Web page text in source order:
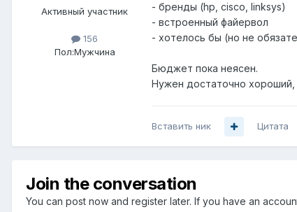
Активный участник
156
Пол:Мужчина
- бренды (hp, cisco, linksys)
- встроенный файервол
- хотелось бы (но не
Бюджет пока неясен.
Нужен достаточно хороший,
Вставить ник Цитата
Join the conversation
You can post now and register later. If you have an